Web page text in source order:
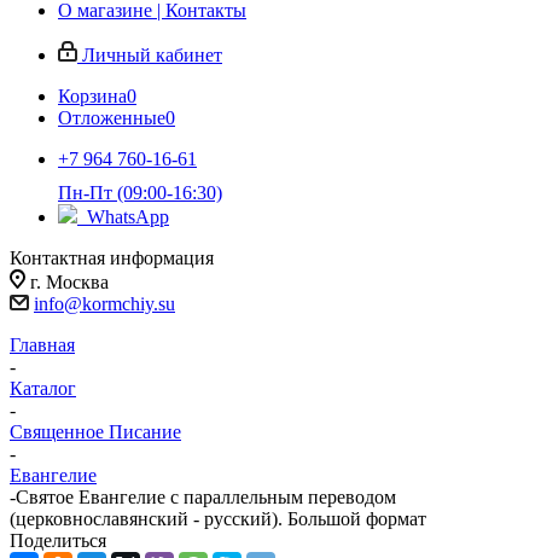
О магазине | Контакты
Личный кабинет
Корзина0
Отложенные0
+7 964 760-16-61
Пн-Пт (09:00-16:30)
WhatsApp
Контактная информация
г. Москва
info@kormchiy.su
Главная
-
Каталог
-
Священное Писание
-
Евангелие
-Святое Евангелие с параллельным переводом
(церковнославянский - русский). Большой формат
Поделиться